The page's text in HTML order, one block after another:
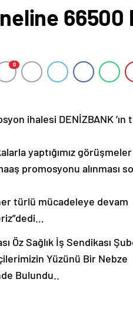
66500
0
ihalesi DENİZBANK ’ın
yaptığımız görüşmeler
promosyonu alınması
türlü mücadeleye devam
Öz Sağlık İş Sendikası
Yüzünü Bir Nebze
Bulundu..